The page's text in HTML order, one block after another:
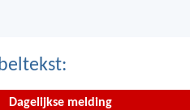
Dagelijkse melding